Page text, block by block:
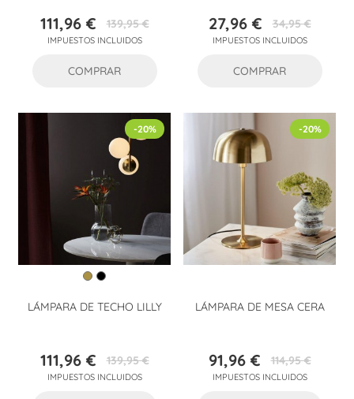
Precio
111,96 €Precio
base
139,95 €
IMPUESTOS INCLUIDOS
COMPRAR
Precio
27,96 €Precio
base
34,95 €
IMPUESTOS INCLUIDOS
COMPRAR
LÁMPARA DE TECHO LILLY
Precio
111,96 €Precio
base
139,95 €
IMPUESTOS INCLUIDOS
-20%
LÁMPARA DE MESA CERA
Precio
91,96 €Precio
base
114,95 €
IMPUESTOS INCLUIDOS
-20%